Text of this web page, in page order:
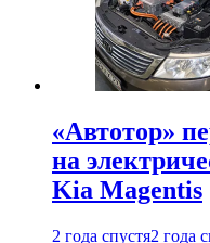
«Автотор»
на
Kia Magentis
2 года спустя2 года